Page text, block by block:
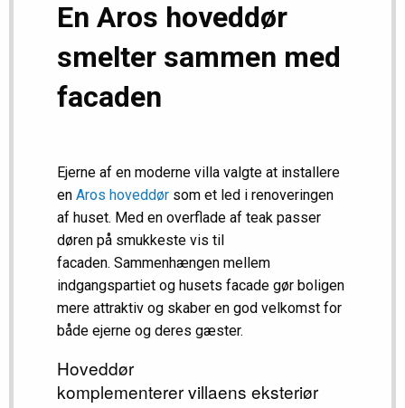
En Aros hoveddør
smelter sammen med
facaden
Ejerne af en moderne villa valgte at installere
en Aros hoveddør som et led i renoveringen
af huset. Med en overflade af teak passer
døren på smukkeste vis til
facaden. Sammenhængen mellem
indgangspartiet og husets facade gør boligen
mere attraktiv og skaber en god velkomst for
både ejerne og deres gæster.
Hoveddør
komplementerer villaens eksteriør